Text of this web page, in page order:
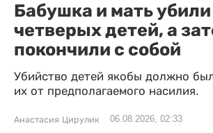
Бабушка и мать убили
четверых детей, а
покончили с собой
Убийство детей якобы должно
их от предполагаемого насилия.
Анастасия Цирулик 06.08.2026, 02:33